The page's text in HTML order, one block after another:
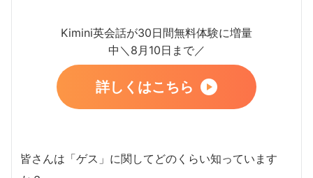
Kimini英会話が30日間無料体験に増量
中＼8月10日まで／
詳しくはこちら
皆さんは「ゲス」に関してどのくらい知っています